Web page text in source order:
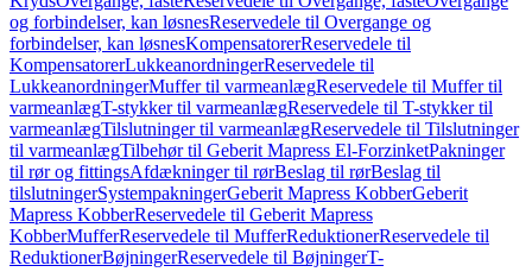
og forbindelser, kan løsnesReservedele til Overgange og
forbindelser, kan løsnesKompensatorerReservedele til
KompensatorerLukkeanordningerReservedele til
LukkeanordningerMuffer til varmeanlægReservedele til Muffer til
varmeanlægT-stykker til varmeanlægReservedele til T-stykker til
varmeanlægTilslutninger til varmeanlægReservedele til Tilslutninger
til varmeanlægTilbehør til Geberit Mapress El-ForzinketPakninger
til rør og fittingsAfdækninger til rørBeslag til rørBeslag til
tilslutningerSystempakningerGeberit Mapress KobberGeberit
Mapress KobberReservedele til Geberit Mapress
KobberMufferReservedele til MufferReduktionerReservedele til
ReduktionerBøjningerReservedele til BøjningerT-